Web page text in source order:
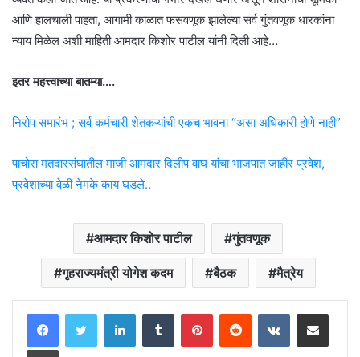
आणि हालचाली पाहता, आगामी काळात फसवणूक झालेल्या सर्व गुंतवणूक धारकांना
न्याय मिळेल अशी माहिती आमदार किशोर पाटील यांनी दिली आहे…
इतर महत्त्वाच्या बातम्या….
निरोप समारंभ ; सर्व कर्मचारी शेतकऱ्यांची एकच भावना “असा अधिकारी होणे नाही”
पाचोरा मतदारसंघातील माजी आमदार दिलीप वाघ यांचा भाजपात जाहीर प्रवेश,
प्रवेशाच्या वेळी नेमके काय घडले..
आमदार किशोर पाटील गुंतवणूक
गृहराज्यमंत्री योगेश कदम बैठक मैत्रेय
LinkedInTumblr PinterestReddit VKontakteShare via Email
Print